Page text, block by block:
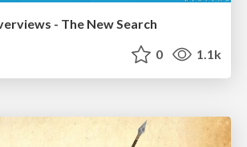
- The New Search
0 1.1k